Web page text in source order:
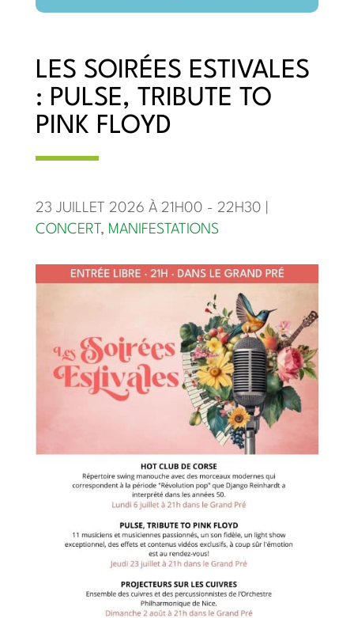
LES SOIRÉES ESTIVALES
: PULSE, TRIBUTE TO
PINK FLOYD
23 JUILLET 2026 À 21H00 - 22H30
CONCERT , MANIFESTATIONS